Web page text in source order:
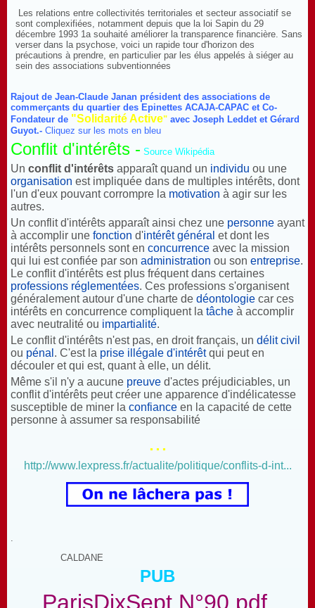
Les relations entre collectivités territoriales et secteur associatif se
sont complexifiées, notamment depuis que la loi Sapin du 29
décembre 1993 1a souhaité améliorer la transparence financière. Sans
verser dans la psychose, voici un rapide tour d'horizon des
précautions à prendre, en particulier par les élus appelés à siéger au
sein des associations subventionnées
Rajout de Jean-Claude Janan président des associations de
commerçants du quartier des Epinettes ACAJA-CAPAC et Co-
Fondateur de "Solidarité Active" avec Joseph Leddet et Gérard
Guyot.- Cliquez sur les mots en bleu
Conflit d'intérêts - Source Wikipédia
Un conflit d'intérêts apparaît quand un individu ou une
organisation est impliquée dans de multiples intérêts, dont
l'un d'eux pouvant corrompre la motivation à agir sur les
autres.
Un conflit d'intérêts apparaît ainsi chez une personne ayant
à accomplir une fonction d'intérêt général et dont les
intérêts personnels sont en concurrence avec la mission
qui lui est confiée par son administration ou son entreprise.
Le conflit d'intérêts est plus fréquent dans certaines
professions réglementées. Ces professions s'organisent
généralement autour d'une charte de déontologie car ces
intérêts en concurrence compliquent la tâche à accomplir
avec neutralité ou impartialité.
Le conflit d'intérêts n'est pas, en droit français, un délit civil
ou pénal . C'est la prise illégale d'intérêtqui peut en
découler et qui est, quant à elle, un délit.
Même s'il n'y a aucune preuve d'actes préjudiciables, un
conflit d'intérêts peut créer une apparence d'indélicatesse
susceptible de miner la confiance en la capacité de cette
personne à assumer sa responsabilité
...
http://www.lexpress.fr/actualite/politique/conflits-d-int...
CALDANE
PUB
ParisDixSept N°90.pdf